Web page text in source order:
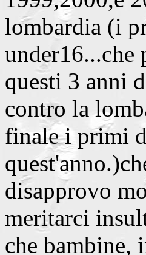
lombardia (i
under16...che
questi 3 anni
contro la
finale i primi
disapprovo
meritarci
che bambine,